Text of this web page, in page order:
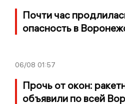
Почти час
опасность в
06/08 01:57
Прочь от окон:
объявили по всей